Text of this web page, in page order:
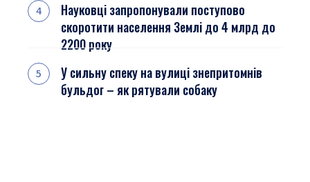
Науковці запропонували поступово
скоротити населення Землі до 4 млрд до
2200 року
У сильну спеку на вулиці знепритомнів
бульдог – як рятували собаку